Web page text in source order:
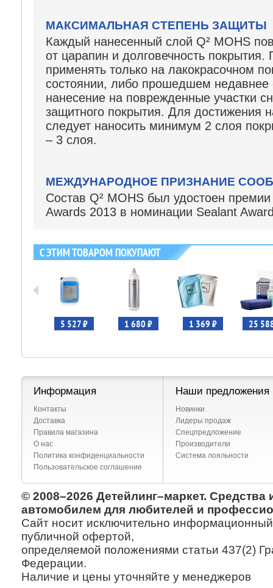
МАКСИМАЛЬНАЯ СТЕПЕНЬ ЗАЩИТЫ
Каждый нанесенный слой Q² MOHS
от царапин и долговечность ‎покрытия.
применять только на лакокрасочном
‎состоянии, либо прошедшем недавнее
нанесение на поврежденные участки
защитного покрытия. Для достижения
следует ‎наносить минимум 2 слоя
– 3 слоя.‎
МЕЖДУНАРОДНОЕ ПРИЗНАНИЕ
Состав Q² MOHS был удостоен
Awards 2013 в номинации Sealant
С ЭТИМ ТОВАРОМ ПОКУПАЮТ
5 527 ₽ 1 680 ₽ 1 369 ₽ 25
Информация
Контакты
Доставка
Правила магазина
О нас
Политика конфиденциальности
Пользовательское соглашение
Наши предложения
Новинки
Лидеры продаж
Спецпредложение
Производители
Система лояльности
© 2008–2026 Детейлинг–маркет. Средства
автомобилем для любителей и
Сайт носит исключительно информационный
публичной офертой,
определяемой положениями статьи 437(2)
Федерации.
Наличие и цены уточняйте у менеджеров